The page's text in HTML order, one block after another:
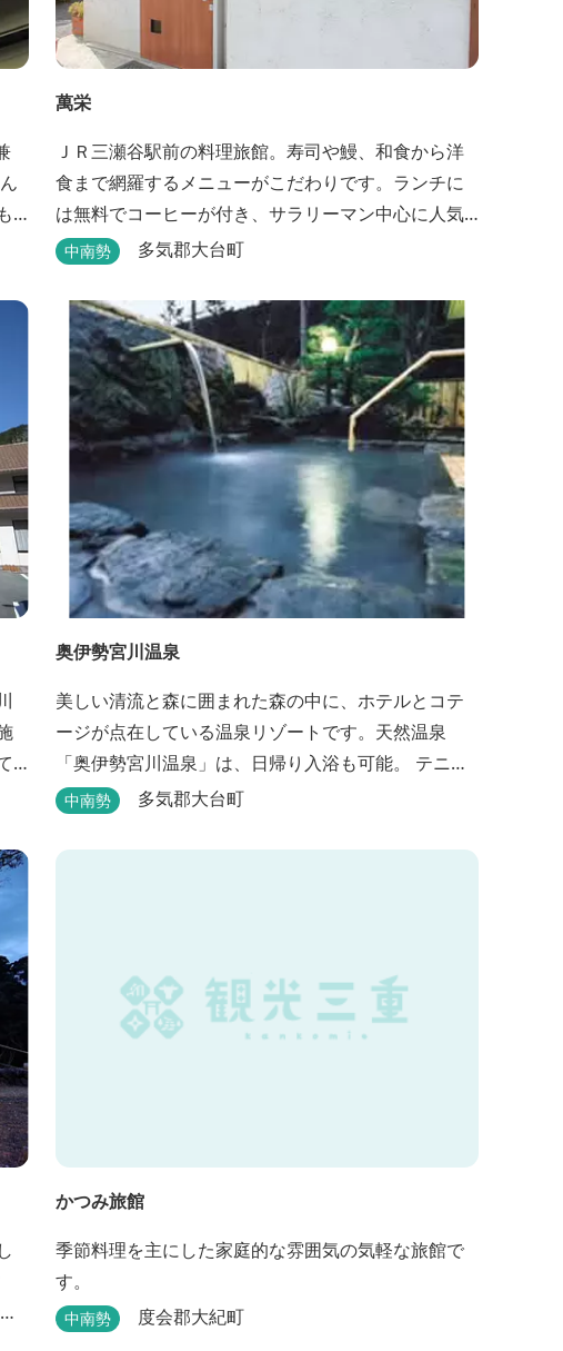
萬栄
ＪＲ三瀬谷駅前の料理旅館。寿司や鰻、和食から洋
食まで網羅するメニューがこだわりです。ランチに
は無料でコーヒーが付き、サラリーマン中心に人気
です。 駅から1分！好立地 1925年（大正14年）に開
立地の場所にあり、大変便利です。 部屋数は11室、
大広間が2部屋。少人数から団体のお客様まで幅広く
ご利用いただけます。 人気の定食は品数...
中南勢 多気郡大台町
奥伊勢宮川温泉
美しい清流と森に囲まれた森の中に、ホテルとコテ
ージが点在している温泉リゾートです。天然温泉
「奥伊勢宮川温泉」は、日帰り入浴も可能。 テニス
やフィールドアスレチック・川遊び・ウォーキン
節の野草を月替メニューの野草風呂と打たせ湯で思
中南勢 多気郡大台町
かつみ旅館
季節料理を主にした家庭的な雰囲気の気軽な旅館で
す。
中南勢 度会郡大紀町